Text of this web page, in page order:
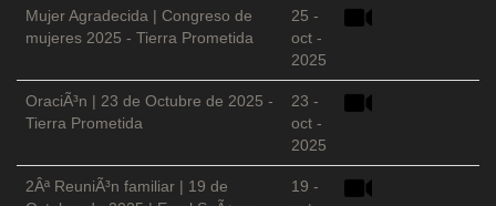
Mujer Agradecida | Congreso de
mujeres 2025 - Tierra Prometida
25 -
oct -
2025
OraciÃ³n | 23 de Octubre de 2025 -
Tierra Prometida
23 -
oct -
2025
2Âª ReuniÃ³n familiar | 19 de
19 -